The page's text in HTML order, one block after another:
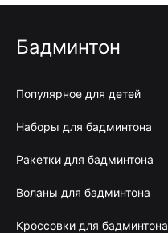
Бадминтон
Популярное для детей
Наборы для бадминтона
Ракетки для бадминтона
Воланы для бадминтона
Кроссовки для бадминтона